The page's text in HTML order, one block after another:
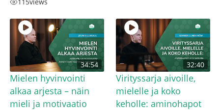
34:54
Mielen hyvinvointi
alkaa arjesta – näin
mieli ja motivaatio
32:40
Virityssarja aivoille,
mielelle ja koko
keholle: aminohapot